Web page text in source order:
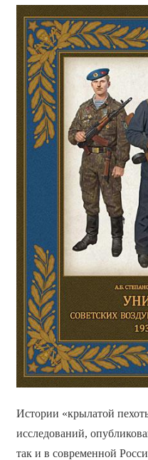
Истории «крылатой
исследований,
так и в современной